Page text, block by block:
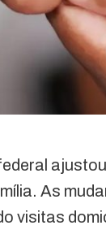
As
visitas